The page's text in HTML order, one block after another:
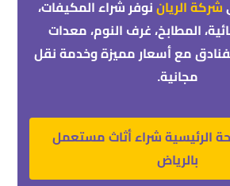
شركة الريان نوفر شراء المكيفات،
المطابخ، غرف النوم، معدات
مع أسعار مميزة وخدمة نقل
مجانية.
الرئيسية شراء أثاث مستعمل
بالرياض